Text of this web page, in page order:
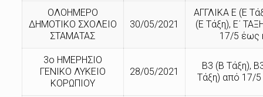
ΟΛΟΗΜΕΡΟ
ΔΗΜΟΤΙΚΟ ΣΧΟΛΕΙΟ
ΣΤΑΜΑΤΑΣ
30/05/2021
ΑΓΓΛΙΚΑ Ε (Ε
(Ε Τάξη), Ε΄
17/5 έως
3ο ΗΜΕΡΗΣΙΟ
ΓΕΝΙΚΟ ΛΥΚΕΙΟ
ΚΟΡΩΠΙΟΥ
28/05/2021
Β3 (Β Τάξη),
Τάξη) από 17/